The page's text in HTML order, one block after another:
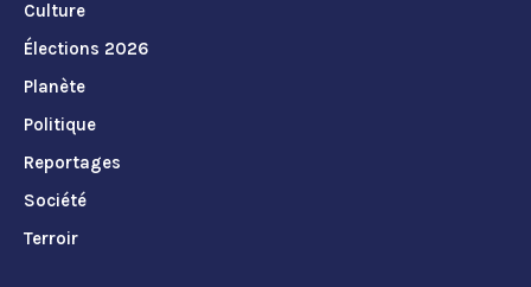
Culture
Élections 2026
Planète
Politique
Reportages
Société
Terroir